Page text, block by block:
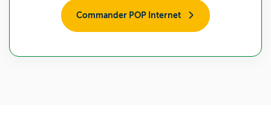
Commander POP Internet